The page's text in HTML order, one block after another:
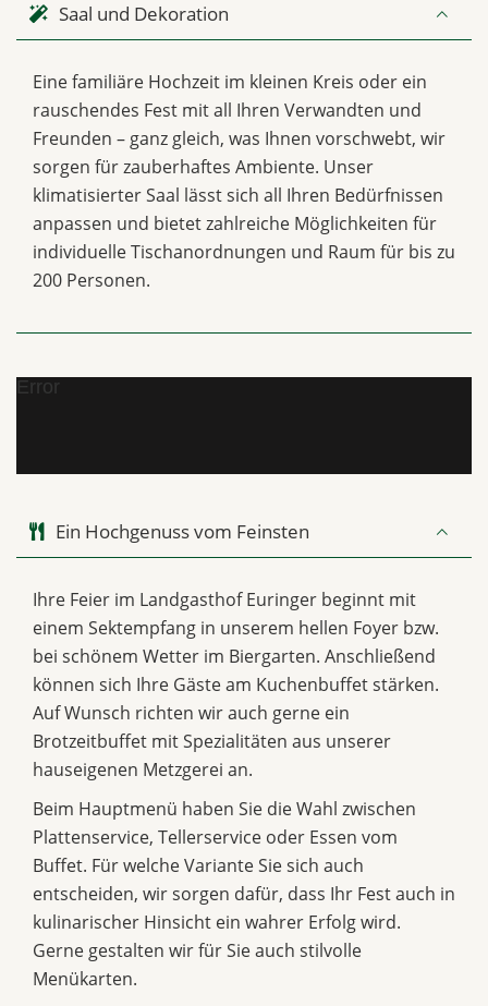
Saal und Dekoration
Eine familiäre Hochzeit im kleinen Kreis oder ein
rauschendes Fest mit all Ihren Verwandten und
Freunden – ganz gleich, was Ihnen vorschwebt, wir
sorgen für zauberhaftes Ambiente. Unser
klimatisierter Saal lässt sich all Ihren Bedürfnissen
anpassen und bietet zahlreiche Möglichkeiten für
individuelle Tischanordnungen und Raum für bis zu
200 Personen.
Error
Ein Hochgenuss vom Feinsten
Ihre Feier im Landgasthof Euringer beginnt mit
einem Sektempfang in unserem hellen Foyer bzw.
bei schönem Wetter im Biergarten. Anschließend
können sich Ihre Gäste am Kuchenbuffet stärken.
Auf Wunsch richten wir auch gerne ein
Brotzeitbuffet mit Spezialitäten aus unserer
hauseigenen Metzgerei an.
Beim Hauptmenü haben Sie die Wahl zwischen
Plattenservice, Tellerservice oder Essen vom
Buffet. Für welche Variante Sie sich auch
entscheiden, wir sorgen dafür, dass Ihr Fest auch in
kulinarischer Hinsicht ein wahrer Erfolg wird.
Gerne gestalten wir für Sie auch stilvolle
Menükarten.